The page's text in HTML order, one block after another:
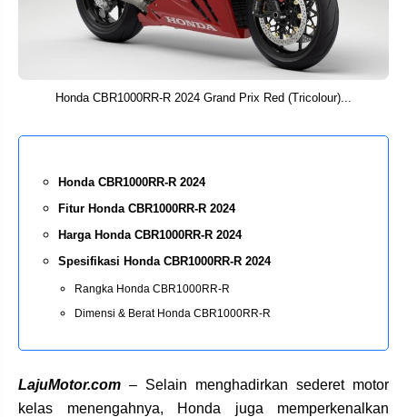
Honda CBR1000RR-R 2024 Grand Prix Red (Tricolour)...
Honda CBR1000RR-R 2024
Fitur Honda CBR1000RR-R 2024
Harga Honda CBR1000RR-R 2024
Spesifikasi Honda CBR1000RR-R 2024
Rangka Honda CBR1000RR-R
Dimensi & Berat Honda CBR1000RR-R
LajuMotor.com – Selain menghadirkan sederet motor
kelas menengahnya, Honda juga memperkenalkan